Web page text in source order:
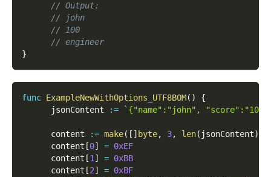
// Output:
// john
// 100
// engineer
}
func ExampleNewWithOptions_UTF8BOM( )
{
      jsonContent
:= `{"name":"john",
      content
:= make( [ ] byte, 3, len( jsonContent)
      content
[0] = 0xEF
      content
[1] = 0xBB
      content
[2] = 0xBF